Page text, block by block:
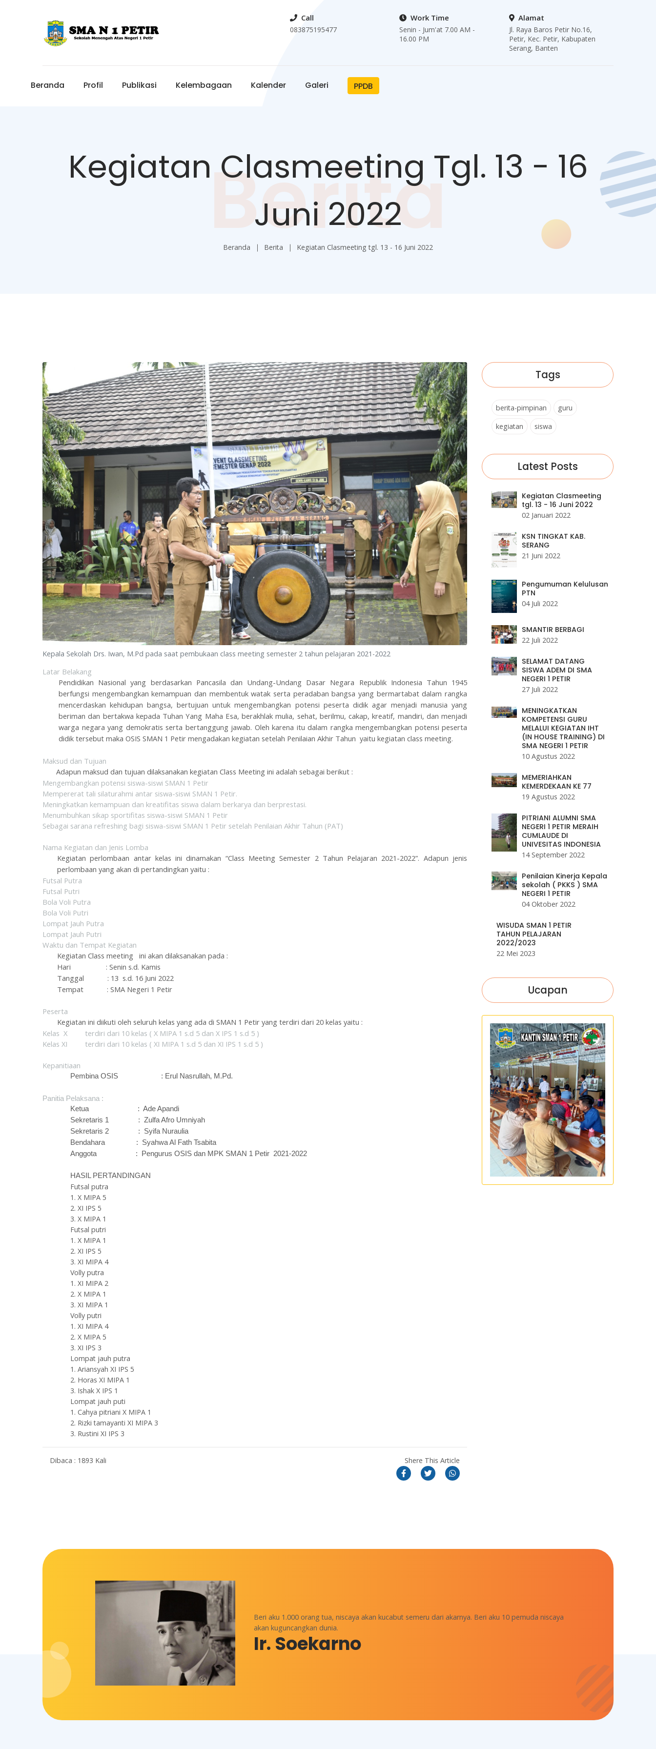
Call
083875195477
Work Time
Senin - Jum'at 7.00 AM -
16.00 PM
Alamat
Jl. Raya Baros Petir No.16,
Petir, Kec. Petir, Kabupaten
Serang, Banten
Beranda Profil Publikasi Kelembagaan Kalender Galeri PPDB
Kegiatan Clasmeeting Tgl. 13 - 16
Juni 2022
Beranda Berita Kegiatan Clasmeeting tgl. 13 - 16 Juni 2022
Berita
Kepala Sekolah Drs. Iwan, M.Pd pada saat pembukaan class meeting semester 2 tahun pelajaran 2021-2022
Latar Belakang
Pendidikan Nasional yang berdasarkan Pancasila dan Undang-Undang Dasar Negara Republik Indonesia Tahun 1945
berfungsi mengembangkan kemampuan dan membentuk watak serta peradaban bangsa yang bermartabat dalam rangka
mencerdaskan kehidupan bangsa, bertujuan untuk mengembangkan potensi peserta didik agar menjadi manusia yang
beriman dan bertakwa kepada Tuhan Yang Maha Esa, berakhlak mulia, sehat, berilmu, cakap, kreatif, mandiri, dan menjadi
warga negara yang demokratis serta bertanggung jawab. Oleh karena itu dalam rangka mengembangkan potensi peserta
didik tersebut maka OSIS SMAN 1 Petir mengadakan kegiatan setelah Penilaian Akhir Tahun yaitu kegiatan class meeting.
Maksud dan Tujuan
Adapun maksud dan tujuan dilaksanakan kegiatan Class Meeting ini adalah sebagai berikut :
Mengembangkan potensi siswa-siswi SMAN 1 Petir
Mempererat tali silaturahmi antar siswa-siswi SMAN 1 Petir.
Meningkatkan kemampuan dan kreatifitas siswa dalam berkarya dan berprestasi.
Menumbuhkan sikap sportifitas siswa-siswi SMAN 1 Petir
Sebagai sarana refreshing bagi siswa-siswi SMAN 1 Petir setelah Penilaian Akhir Tahun (PAT)
Nama Kegiatan dan Jenis Lomba
Kegiatan perlombaan antar kelas ini dinamakan “Class Meeting Semester 2 Tahun Pelajaran 2021-2022”. Adapun jenis
perlombaan yang akan di pertandingkan yaitu :
Futsal Putra
Futsal Putri
Bola Voli Putra
Bola Voli Putri
Lompat Jauh Putra
Lompat Jauh Putri
Waktu dan Tempat Kegiatan
Kegiatan Class meeting ini akan dilaksanakan pada :
Hari : Senin s.d. Kamis
Tanggal : 13 s.d. 16 Juni 2022
Tempat : SMA Negeri 1 Petir
Peserta
Kegiatan ini diikuti oleh seluruh kelas yang ada di SMAN 1 Petir yang terdiri dari 20 kelas yaitu :
Kelas X terdiri dari 10 kelas ( X MIPA 1 s.d 5 dan X IPS 1 s.d 5 )
Kelas XI terdiri dari 10 kelas ( XI MIPA 1 s.d 5 dan XI IPS 1 s.d 5 )
Kepanitiaan
Pembina OSIS : Erul Nasrullah, M.Pd.
Panitia Pelaksana :
Ketua : Ade Apandi
Sekretaris 1 : Zulfa Afro Umniyah
Sekretaris 2 : Syifa Nuraulia
Bendahara : Syahwa Al Fath Tsabita
Anggota : Pengurus OSIS dan MPK SMAN 1 Petir 2021-2022
HASIL PERTANDINGAN
Futsal putra
1. X MIPA 5
2. XI IPS 5
3. X MIPA 1
Futsal putri
1. X MIPA 1
2. XI IPS 5
3. XI MIPA 4
Volly putra
1. XI MIPA 2
2. X MIPA 1
3. XI MIPA 1
Volly putri
1. XI MIPA 4
2. X MIPA 5
3. XI IPS 3
Lompat jauh putra
1. Ariansyah XI IPS 5
2. Horas XI MIPA 1
3. Ishak X IPS 1
Lompat jauh puti
1. Cahya pitriani X MIPA 1
2. Rizki tamayanti XI MIPA 3
3. Rustini XI IPS 3
Dibaca : 1893 Kali Shere This Article
Tags
berita-pimpinan
guru
kegiatan
siswa
Latest Posts
Kegiatan Clasmeeting
tgl. 13 - 16 Juni 2022
02 Januari 2022
KSN TINGKAT KAB.
SERANG
21 Juni 2022
Pengumuman Kelulusan
PTN
04 Juli 2022
SMANTIR BERBAGI
22 Juli 2022
SELAMAT DATANG
SISWA ADEM DI SMA
NEGERI 1 PETIR
27 Juli 2022
MENINGKATKAN
KOMPETENSI GURU
MELALUI KEGIATAN IHT
(IN HOUSE TRAINING) DI
SMA NEGERI 1 PETIR
10 Agustus 2022
MEMERIAHKAN
KEMERDEKAAN KE 77
19 Agustus 2022
PITRIANI ALUMNI SMA
NEGERI 1 PETIR MERAIH
CUMLAUDE DI
UNIVESITAS INDONESIA
14 September 2022
Penilaian Kinerja Kepala
sekolah ( PKKS ) SMA
NEGERI 1 PETIR
04 Oktober 2022
WISUDA SMAN 1 PETIR
TAHUN PELAJARAN
2022/2023
22 Mei 2023
Ucapan
Beri aku 1.000 orang tua, niscaya akan kucabut semeru dari akarnya. Beri aku 10 pemuda niscaya
akan kuguncangkan dunia.
Ir. Soekarno